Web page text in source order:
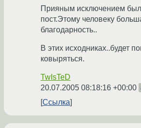
Прияным исключением
пост.Этому человеку
благодарность..
В этих исходниках..будет
ковыряться.
TwIsTeD
20.07.2005 08:18:16 +00:00
Ссылка